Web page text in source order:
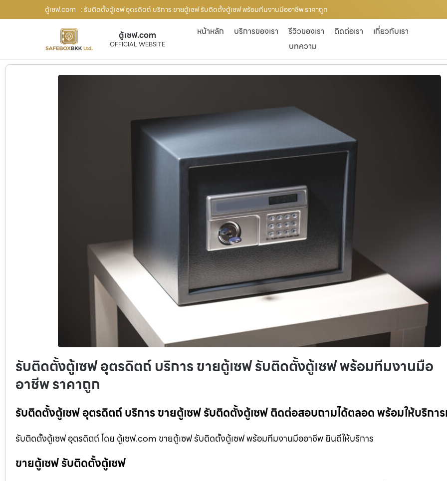
ตู้เซฟ.com : รับติดตั้งตู้เซฟ อุตรดิตถ์ บริการ ขายตู้เซฟ รับติดตั้งตู้เซฟ พร้อมทีมงานมืออาชีพ ราคาถูก
ตู้เซฟ.com
OFFICIAL WEBSITE
หน้าหลัก บริการของเรา รีวิวของเรา ติดต่อเรา
เกี่ยวกับเรา
บทความ
รับติดตั้งตู้เซฟ อุตรดิตถ์ บริการ ขายตู้เซฟ รับติดตั้งตู้เซฟ พร้อมทีมงานมือ
อาชีพ ราคาถูก
รับติดตั้งตู้เซฟ อุตรดิตถ์ บริการ ขายตู้เซฟ รับติดตั้งตู้เซฟ ติดต่อสอบถามได้ตลอด พร้อมให้บริกา
รับติดตั้งตู้เซฟ อุตรดิตถ์ โดย ตู้เซฟ.com ขายตู้เซฟ รับติดตั้งตู้เซฟ พร้อมทีมงานมืออาชีพ ยินดีให้บริการ
ขายตู้เซฟ รับติดตั้งตู้เซฟ